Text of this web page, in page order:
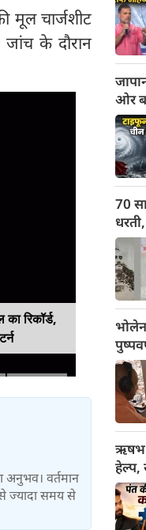
मूल चार्जशीट
के दौरान
रिकॉर्ड,
अनुभव। वर्तमान
ज्यादा समय से
ओर
स्कूल
70
दर्द
ऋषभ
हेल्‍प,